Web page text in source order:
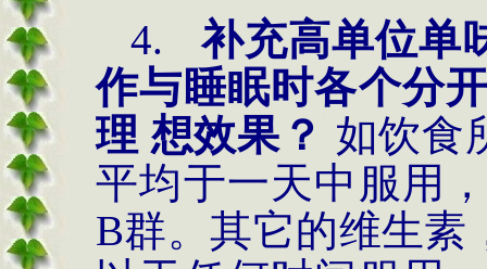
4.
补充高单位单
作与睡眠时各个分
理 想效果？ 如饮食
平均于一天中服用
B群。其它的维生